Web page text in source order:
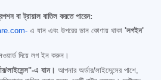
বা ট্রায়াল বাতিল করতে পারেন:
এ যান এবং উপরের ডান কোণায় থাকা 'লগইন'
দিয়ে লগ ইন করুন।
লাইসেন্স"-এ যান। আপনার অর্ডার/লাইসেন্সের পাশে,